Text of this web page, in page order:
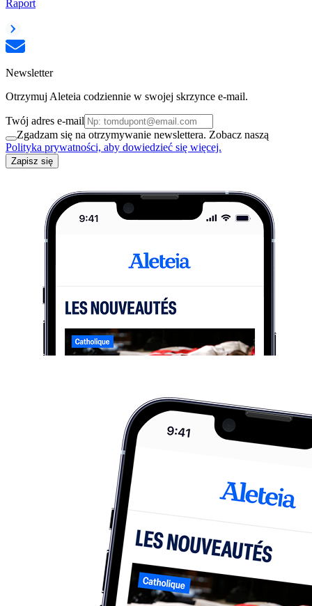
Raport
Newsletter
Otrzymuj Aleteia codziennie w swojej skrzynce e-mail.
Twój adres e-mail
Zgadzam się na otrzymywanie newslettera. Zobacz naszą
Polityka prywatności, aby dowiedzieć się więcej.
Zapisz się